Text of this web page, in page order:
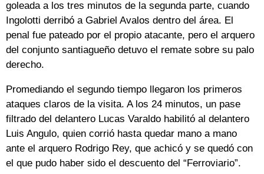
goleada a los tres minutos de la segunda parte, cuando
Ingolotti derribó a Gabriel Avalos dentro del área. El
penal fue pateado por el propio atacante, pero el arquero
del conjunto santiagueño detuvo el remate sobre su palo
derecho.
Promediando el segundo tiempo llegaron los primeros
ataques claros de la visita. A los 24 minutos, un pase
filtrado del delantero Lucas Varaldo habilitó al delantero
Luis Angulo, quien corrió hasta quedar mano a mano
ante el arquero Rodrigo Rey, que achicó y se quedó con
el que pudo haber sido el descuento del “Ferroviario”.